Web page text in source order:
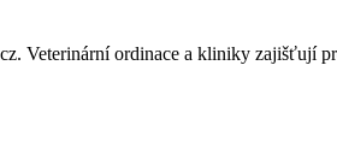
Veterinární ordinace a kliniky zajišťují